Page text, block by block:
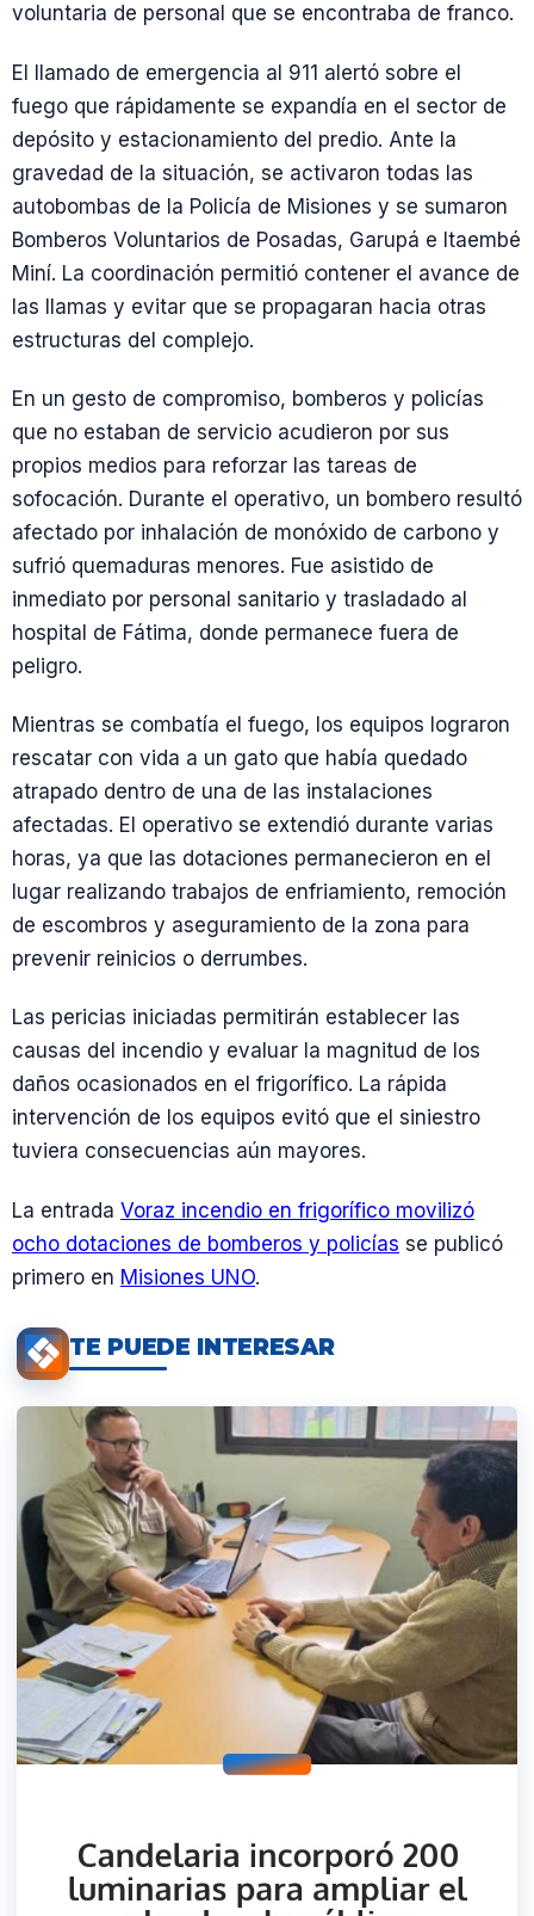
voluntaria de personal que se encontraba de franco.
El llamado de emergencia al 911 alertó sobre el
fuego que rápidamente se expandía en el sector de
depósito y estacionamiento del predio. Ante la
gravedad de la situación, se activaron todas las
autobombas de la Policía de Misiones y se sumaron
Bomberos Voluntarios de Posadas, Garupá e Itaembé
Miní. La coordinación permitió contener el avance de
las llamas y evitar que se propagaran hacia otras
estructuras del complejo.
En un gesto de compromiso, bomberos y policías
que no estaban de servicio acudieron por sus
propios medios para reforzar las tareas de
sofocación. Durante el operativo, un bombero resultó
afectado por inhalación de monóxido de carbono y
sufrió quemaduras menores. Fue asistido de
inmediato por personal sanitario y trasladado al
hospital de Fátima, donde permanece fuera de
peligro.
Mientras se combatía el fuego, los equipos lograron
rescatar con vida a un gato que había quedado
atrapado dentro de una de las instalaciones
afectadas. El operativo se extendió durante varias
horas, ya que las dotaciones permanecieron en el
lugar realizando trabajos de enfriamiento, remoción
de escombros y aseguramiento de la zona para
prevenir reinicios o derrumbes.
Las pericias iniciadas permitirán establecer las
causas del incendio y evaluar la magnitud de los
daños ocasionados en el frigorífico. La rápida
intervención de los equipos evitó que el siniestro
tuviera consecuencias aún mayores.
La entrada Voraz incendio en frigorífico movilizó
ocho dotaciones de bomberos y policías se publicó
primero en Misiones UNO.
TE PUEDE INTERESAR